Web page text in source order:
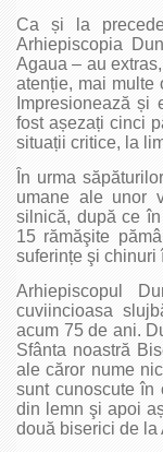
Ca și la
Arhiepiscopia
Agaua – au
atenție, mai multe
Impresionează și
fost așezați cinci
situații critice, la
În urma
umane ale unor
silnică, după ce
15 rămăşite
suferințe şi chinuri
Arhiepiscopul
cuviincioasa
acum 75 de ani.
Sfânta noastră
ale căror nume
sunt cunoscute în
din lemn şi apoi
două biserici de la